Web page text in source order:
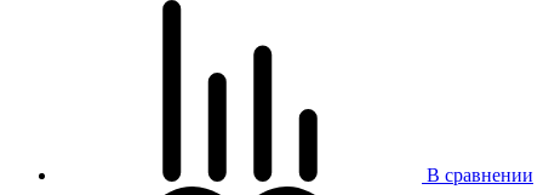
В сравнении